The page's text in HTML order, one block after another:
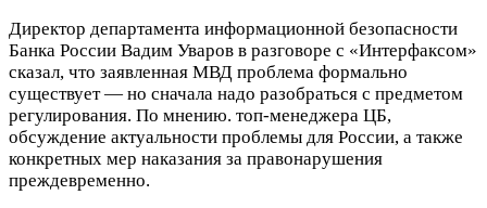
Директор департамента информационной безопасности
Банка России Вадим Уваров в разговоре с «Интерфаксом»
сказал, что заявленная МВД проблема формально
существует — но сначала надо разобраться с предметом
регулирования. По мнению. топ-менеджера ЦБ,
обсуждение актуальности проблемы для России, а также
конкретных мер наказания за правонарушения
преждевременно.